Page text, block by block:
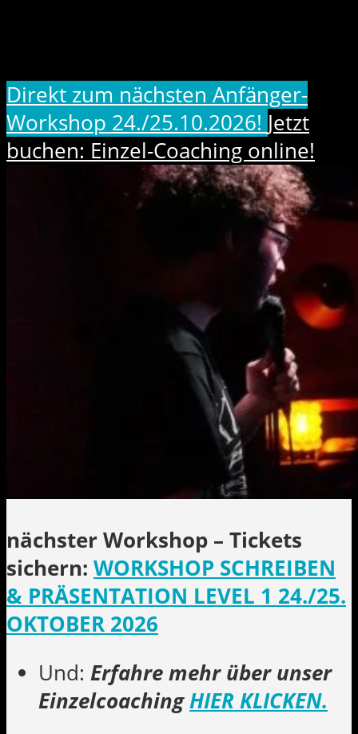
Direkt zum nächsten Anfänger-
Workshop 24./25.10.2026! Jetzt
buchen: Einzel-Coaching online!
nächster Workshop – Tickets
sichern: WORKSHOP SCHREIBEN
& PRÄSENTATION LEVEL 1 24./25.
OKTOBER 2026
Und: Erfahre mehr über unser
EinzelcoachingHIER KLICKEN.